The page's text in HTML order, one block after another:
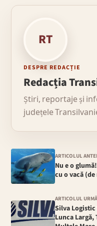
RT
DESPRE REDACȚIE
Redacția
Știri, reportaje și
județele
ARTICOLUL
Nu e o
cu o vacă
ARTICOLUL
Silva
Lunca